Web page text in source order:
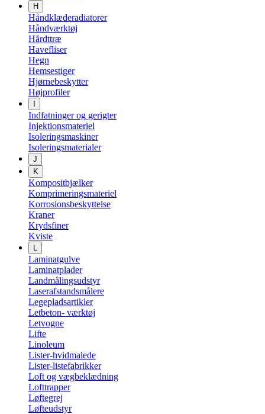
H
Håndklæderadiatorer
Håndværktøj
Hårdttræ
Havefliser
Hegn
Hemsestiger
Hjørnebeskytter
Højprofiler
Indfatninger og gerigter
Injektionsmateriel
Isoleringsmaskiner
Isoleringsmaterialer
J
K
Kompositbjælker
Komprimeringsmateriel
Korrosionsbeskyttelse
Kraner
Krydsfiner
Kviste
L
Laminatgulve
Laminatplader
Landmålingsudstyr
Laserafstandsmålere
Legepladsartikler
Letbeton- værktøj
Letvogne
Lifte
Linoleum
Lister-hvidmalede
Lister-listefabrikker
Loft og vægbeklædning
Lofttrapper
Løftegrej
Løfteudstyr